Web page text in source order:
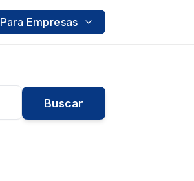
Para Empresas
Buscar